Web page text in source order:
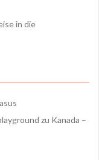
in die
zu Kanada –